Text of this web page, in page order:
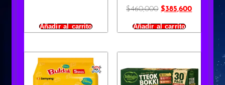
Añadir al carrito
$460,000 $385,600
Añadir al carrito